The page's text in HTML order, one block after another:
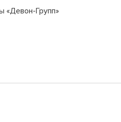
«Девон-Групп»